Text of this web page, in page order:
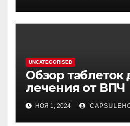
UNCATEGORISED
Обзор таблеток
лечения от ВПЧ
НОЯ 1, 2024